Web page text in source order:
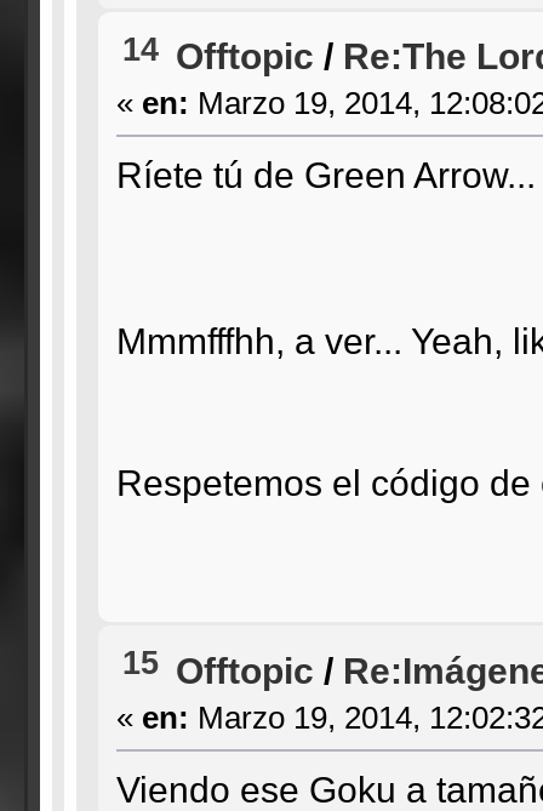
14 Offtopic / Re:The
« en: Marzo 19, 2014,
Ríete tú de Green
Mmmfffhh, a ver... Yeah,
Respetemos el código
15 Offtopic /
« en: Marzo 19, 2014,
Viendo ese Goku a